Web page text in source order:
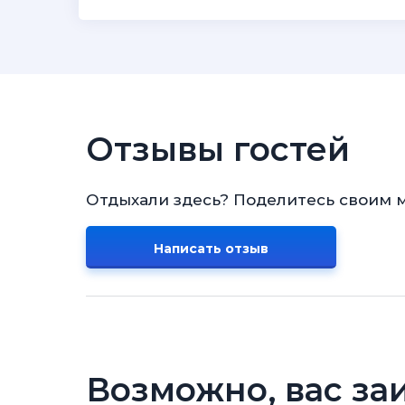
Отзывы гостей
Отдыхали здесь? Поделитесь своим
Написать отзыв
Возможно, вас